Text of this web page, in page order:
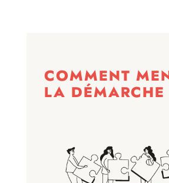
COMMENT
LA DÉMARCHE